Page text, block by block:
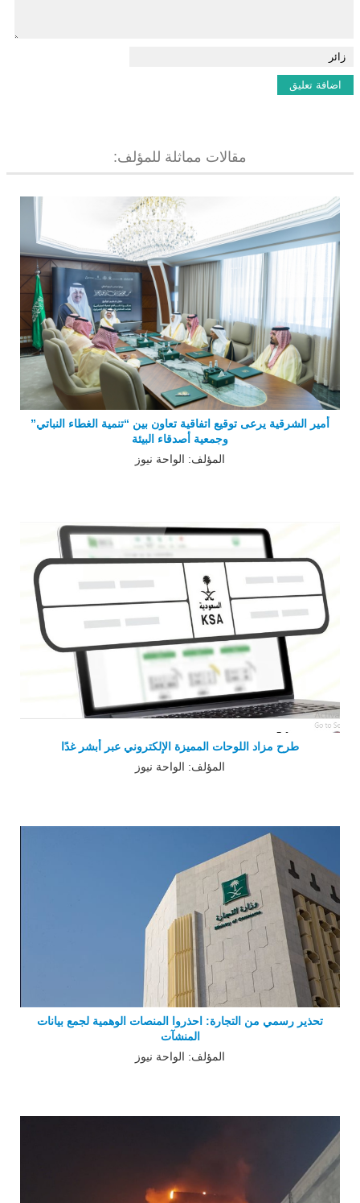
مقالات مماثلة للمؤلف:
أمير الشرقية يرعى توقيع اتفاقية تعاون بين “تنمية الغطاء النباتي”
وجمعية أصدقاء البيئة
المؤلف: الواحة نيوز
طرح مزاد اللوحات المميزة الإلكتروني عبر أبشر غدًا
المؤلف: الواحة نيوز
تحذير رسمي من التجارة: احذروا المنصات الوهمية لجمع بيانات
المنشآت
المؤلف: الواحة نيوز